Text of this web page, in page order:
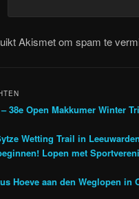
Akismet om spam te
38e Open Makkumer Winter
Wetting Trail in Leeuwarden
Lopen met
Hoeve aan den Weglopen in